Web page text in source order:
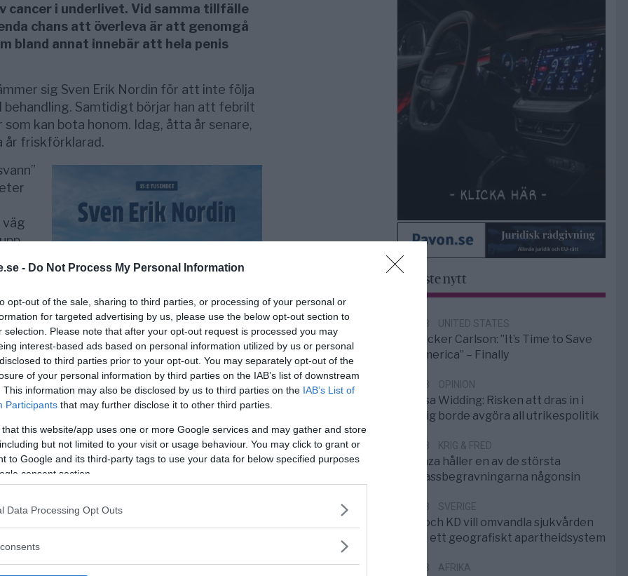
- Do Not Process My Personal Information
opt-out of the sale, sharing to third parties, or processing of your personal or
for targeted advertising by us, please use the below opt-out section to
selection. Please note that after your opt-out request is processed you may
interest-based ads based on personal information utilized by us or personal
to third parties prior to your opt-out. You may separately opt-out of the
of your personal information by third parties on the IAB’s list of downstream
This information may also be disclosed by us to third parties on the IAB’s List of
Participants that may further disclose it to other third parties.
that this website/app uses one or more Google services and may gather and store
but not limited to your visit or usage behaviour. You may click to grant or
to Google and its third-party tags to use your data for below specified purposes
consent section.
Data Processing Opt Outs
cancer i under­livet. Vid samma tillfälle
chans att över­leva är att genomgå
bland annat innebär att hela penis
sig Sven Erik ­Nor­din för att inte följa
behandling. Samtidigt börjar han att feb­rilt
kan bota honom. Idag, åtta år senare,
år friskförklarad.
Sven Erik Nordin – Och cancern bara försvann – En
självupplevd historia
väg
från
och
dö
omfattande kirurgiskt ingrepp. Och
första upplaga utkom.
Senaste nytt
6/8 UNITED STATES
Tucker Carlson: ”It’s Time to Save
America” – Finally
5/8 OPINION
Elsa Widding: Risken att dras in i
krig borde avgöra all utrikespolitik
5/8 KRIG & FRED
Gaza håller en av de största
massbegravningarna någonsin
5/8 SVERIGE
S och KD vill omvandla sjukvården
till ett geografiskt apartheidsystem
3/8 AFRIKA